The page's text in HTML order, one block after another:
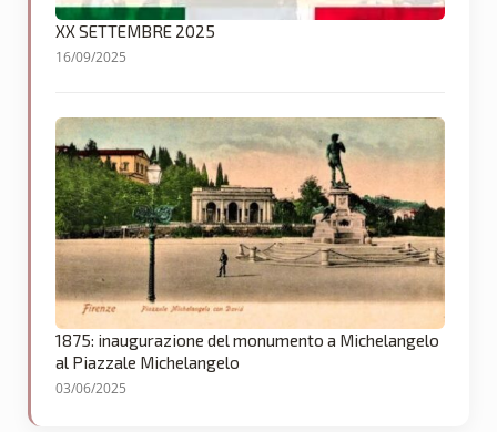
XX SETTEMBRE 2025
16/09/2025
1875: inaugurazione del monumento a Michelangelo
al Piazzale Michelangelo
03/06/2025